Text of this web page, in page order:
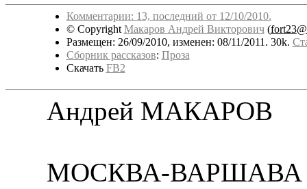
Комментарии: 13, последний от 12/10/2010.
© CopyrightМакаров Андрей Викторович(
Размещен: 26/09/2010, изменен: 08/11/2011. 30k.
Сборник рассказов: Проза
Скачать FB2
Андрей МАКАРОВ
МОСКВА-ВАРШАВА